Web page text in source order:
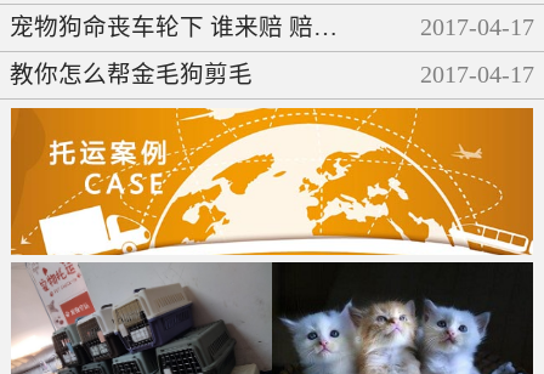
宠物狗命丧车轮下 谁来赔 赔多少
2017-04-17
教你怎么帮金毛狗剪毛
2017-04-17